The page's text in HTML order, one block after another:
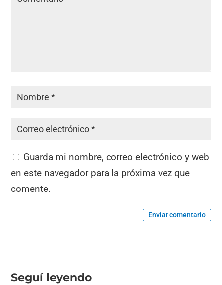
Guarda mi nombre, correo electrónico y web
en este navegador para la próxima vez que
comente.
Enviar comentario
Seguí leyendo